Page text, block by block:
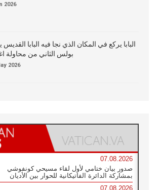
2026
البابا يركع في المكان الذي نجا فيه البابا القديس
بولس الثاني من محاولة
2026
07.08.2026
صدور بيان ختامي لأول لقاء مسيحي كونفوشي
بمشاركة الدائرة الفاتيكانية للحوار بين الأديان
07.08.2026